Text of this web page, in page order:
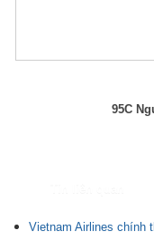
95C
Vietnam Airlines chính